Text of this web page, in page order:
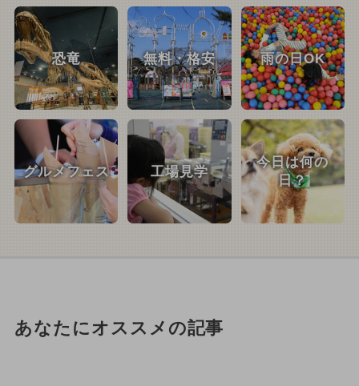
恐竜 無料・格安 雨の日OK
グルメフェス 工場見学
今日は何の
日？
あなたにオススメの記事